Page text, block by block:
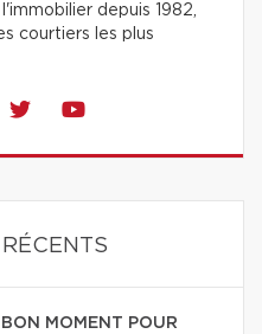
depuis 1982,
courtiers les plus
MOMENT POUR